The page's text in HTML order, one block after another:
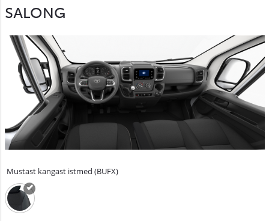
SALONG
Mustast kangast istmed (BUFX)